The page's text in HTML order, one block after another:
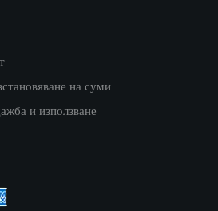
на суми
и използване